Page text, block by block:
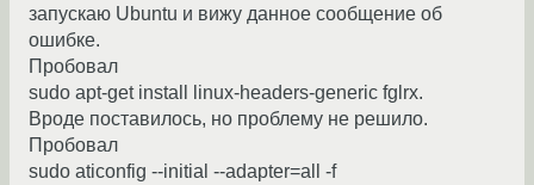
запускаю Ubuntu и вижу данное сообщение об
ошибке.
Пробовал
sudo apt-get install linux-headers-generic fglrx.
Вроде поставилось, но проблему не решило.
Пробовал
sudo aticonfig --initial --adapter=all -f